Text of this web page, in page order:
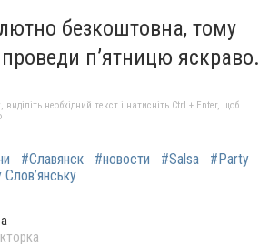
безкоштовна, тому
проведи п’ятницю яскраво.
необхідний текст і натисніть Ctrl + Enter, щоб
#Славянск #новости #Salsa
#Party
Слов’янську